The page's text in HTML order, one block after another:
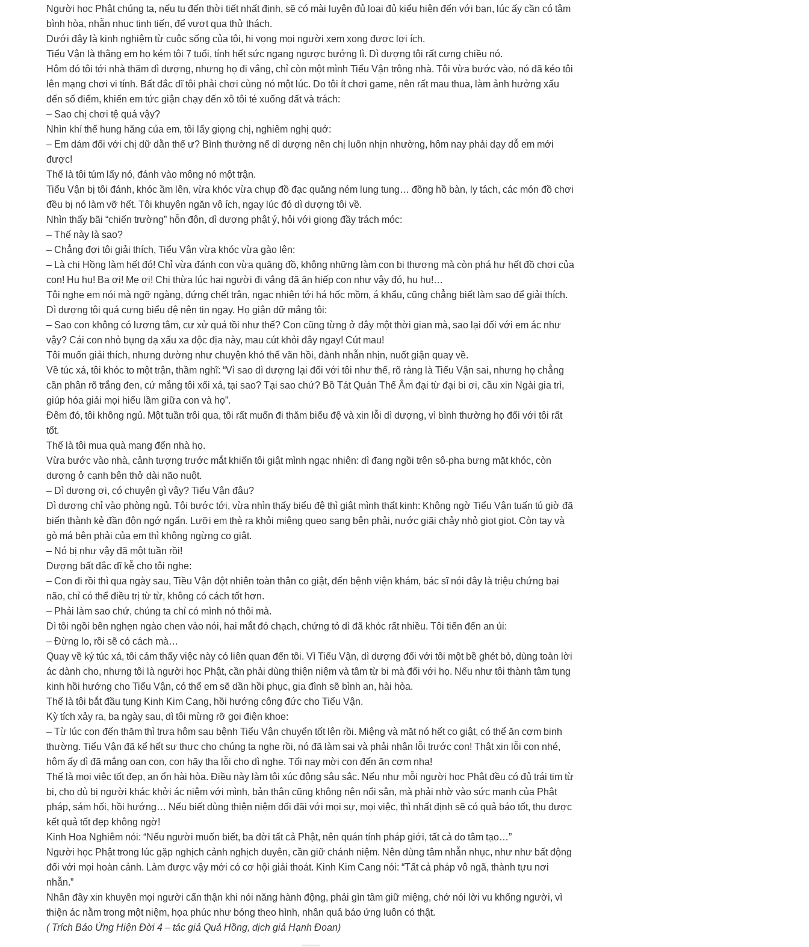
Người học Phật chúng ta, nếu tu đến thời tiết nhất định, sẽ có mài luyện đủ loại đủ kiểu hiện đến với bạn, lúc ấy cần có tâm
bình hòa, nhẫn nhục tinh tiến, để vượt qua thử thách.
Dưới đây là kinh nghiệm từ cuộc sống của tôi, hi vọng mọi người xem xong được lợi ích.
Tiểu Vận là thằng em họ kém tôi 7 tuổi, tính hết sức ngang ngược bướng lì. Dì dượng tôi rất cưng chiều nó.
Hôm đó tôi tới nhà thăm dì dượng, nhưng họ đi vắng, chỉ còn một mình Tiểu Vận trông nhà. Tôi vừa bước vào, nó đã kéo tôi
lên mạng chơi vi tính. Bất đắc dĩ tôi phải chơi cùng nó một lúc. Do tôi ít chơi game, nên rất mau thua, làm ảnh hưởng xấu
đến số điểm, khiến em tức giận chạy đến xô tôi té xuống đất và trách:
– Sao chị chơi tệ quá vậy?
Nhìn khí thế hung hăng của em, tôi lấy giọng chị, nghiêm nghị quở:
– Em dám đối với chị dữ dằn thế ư? Bình thường nể dì dượng nên chị luôn nhịn nhường, hôm nay phải dạy dỗ em mới
được!
Thế là tôi túm lấy nó, đánh vào mông nó một trận.
Tiểu Vận bị tôi đánh, khóc ầm lên, vừa khóc vừa chụp đồ đạc quăng ném lung tung… đồng hồ bàn, ly tách, các món đồ chơi
đều bị nó làm vỡ hết. Tôi khuyên ngăn vô ích, ngay lúc đó dì dượng tôi về.
Nhìn thấy bãi “chiến trường” hỗn độn, dì dượng phật ý, hỏi với giọng đầy trách móc:
– Thế này là sao?
– Chẳng đợi tôi giải thích, Tiểu Vận vừa khóc vừa gào lên:
– Là chị Hồng làm hết đó! Chỉ vừa đánh con vừa quăng đồ, không những làm con bị thương mà còn phá hư hết đồ chơi của
con! Hu hu! Ba ơi! Mẹ ơi! Chị thừa lúc hai người đi vắng đã ăn hiếp con như vậy đó, hu hu!…
Tôi nghe em nói mà ngỡ ngàng, đứng chết trân, ngạc nhiên tới há hốc mồm, á khẩu, cũng chẳng biết làm sao để giải thích.
Dì dượng tôi quá cưng biểu đệ nên tin ngay. Họ giận dữ mắng tôi:
– Sao con không có lương tâm, cư xử quá tồi như thế? Con cũng từng ở đây một thời gian mà, sao lại đối với em ác như
vậy? Cái con nhỏ bụng dạ xấu xa độc địa này, mau cút khỏi đây ngay! Cút mau!
Tôi muốn giải thích, nhưng dường như chuyện khó thể vãn hồi, đành nhẫn nhịn, nuốt giận quay về.
Về túc xá, tôi khóc to một trận, thầm nghĩ: “Vì sao dì dượng lại đối với tôi như thế, rõ ràng là Tiểu Vận sai, nhưng họ chẳng
cần phân rõ trắng đen, cứ mắng tôi xối xả, tại sao? Tại sao chứ? Bồ Tát Quán Thế Âm đại từ đại bi ơi, cầu xin Ngài gia trì,
giúp hóa giải mọi hiểu lầm giữa con và họ”.
Đêm đó, tôi không ngủ. Một tuần trôi qua, tôi rất muốn đi thăm biểu đệ và xin lỗi dì dượng, vì bình thường họ đối với tôi rất
tốt.
Thế là tôi mua quà mang đến nhà họ.
Vừa bước vào nhà, cảnh tượng trước mắt khiến tôi giật mình ngạc nhiên: dì đang ngồi trên sô-pha bưng mặt khóc, còn
dượng ở cạnh bên thở dài não nuột.
– Dì dượng ơi, có chuyện gì vậy? Tiểu Vận đâu?
Dì dượng chỉ vào phòng ngủ. Tôi bước tới, vừa nhìn thấy biểu đệ thì giật mình thất kinh: Không ngờ Tiểu Vận tuấn tú giờ đã
biến thành kẻ đần độn ngớ ngẩn. Lưỡi em thè ra khỏi miệng quẹo sang bên phải, nước giãi chảy nhỏ giọt giọt. Còn tay và
gò má bên phải của em thì không ngừng co giật.
– Nó bị như vậy đã một tuần rồi!
Dượng bất đắc dĩ kễ cho tôi nghe:
– Con đi rồi thì qua ngày sau, Tiều Vận đột nhiên toàn thân co giật, đến bệnh viện khám, bác sĩ nói đây là triệu chứng bại
não, chỉ có thể điều trị từ từ, không có cách tốt hơn.
– Phải làm sao chứ, chúng ta chỉ có mình nó thôi mà.
Dì tôi ngồi bên nghẹn ngào chen vào nói, hai mắt đó chạch, chứng tỏ dì đã khóc rất nhiều. Tôi tiến đến an ủi:
– Đừng lo, rồi sẽ có cách mà…
Quay về ký túc xá, tôi cảm thấy việc này có liên quan đến tôi. Vì Tiểu Vận, dì dượng đối với tôi một bề ghét bỏ, dùng toàn lời
ác dành cho, nhưng tôi là người học Phật, cần phải dùng thiện niệm và tâm từ bi mà đối với họ. Nếu như tôi thành tâm tụng
kinh hồi hướng cho Tiểu Vận, có thể em sẽ dần hồi phục, gia đình sẽ bình an, hài hòa.
Thế là tôi bắt đầu tụng Kinh Kim Cang, hồi hướng công đức cho Tiểu Vận.
Kỳ tích xảy ra, ba ngày sau, dì tôi mừng rỡ gọi điện khoe:
– Từ lúc con đến thăm thì trưa hôm sau bệnh Tiểu Vận chuyển tốt lên rồi. Miệng và mặt nó hết co giật, có thể ăn cơm binh
thường. Tiểu Vận đã kể hết sự thực cho chúng ta nghe rồi, nó đã làm sai và phải nhận lỗi trước con! Thật xin lỗi con nhé,
hôm ấy dì đã mắng oan con, con hãy tha lỗi cho dì nghe. Tối nay mời con đến ăn cơm nha!
Thế là mọi việc tốt đẹp, an ổn hài hòa. Điều này làm tôi xúc động sâu sắc. Nếu như mỗi người học Phật đều có đủ trái tim từ
bi, cho dù bị người khác khởi ác niệm với mình, bản thân cũng không nên nổi sân, mà phải nhờ vào sức mạnh của Phật
pháp, sám hối, hồi hướng… Nếu biết dùng thiện niệm đối đãi với mọi sự, mọi việc, thì nhất định sẽ có quả báo tốt, thu được
kết quả tốt đẹp không ngờ!
Kinh Hoa Nghiêm nói: “Nếu người muốn biết, ba đời tất cả Phật, nên quán tính pháp giới, tất cả do tâm tạo…”
Người học Phật trong lúc gặp nghịch cảnh nghịch duyên, cần giữ chánh niệm. Nên dùng tâm nhẫn nhục, như như bất động
đối với mọi hoàn cảnh. Làm được vậy mới có cơ hội giải thoát. Kinh Kim Cang nói: “Tất cả pháp vô ngã, thành tựu nơi
nhẫn.”
Nhân đây xin khuyên mọi người cẩn thận khi nói năng hành động, phải gìn tâm giữ miệng, chớ nói lời vu khống người, vì
thiện ác nằm trong một niệm, họa phúc như bóng theo hình, nhân quả báo ứng luôn có thật.
( Trích Báo Ứng Hiện Đời 4 – tác giả Quả Hồng, dịch giả Hạnh Đoan)